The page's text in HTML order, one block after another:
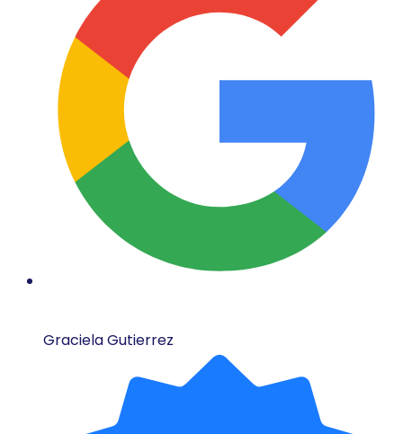
Graciela Gutierrez